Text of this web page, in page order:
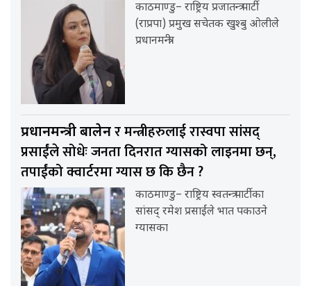
काठमाण्डु– राष्ट्रिय प्रजातन्त्र पार्टी
(राप्रपा) प्रमुख सचेतक खुश्बु ओलीले
प्रधानमन्त्री
प्रधानमन्त्री बालेनर मन्त्रीहरुलाई रास्वपा सांसद्
प्रसाईंले सोधेः जनता दिनरात ग्यासको लाइनमा छन्,
तपाईंको क्वार्टरमा ग्यास छ कि छैन ?
काठमाण्डु– राष्ट्रिय स्वतन्त्र पार्टीका
सांसद् रमेश प्रसाईंले भात पकाउने
ग्यासका